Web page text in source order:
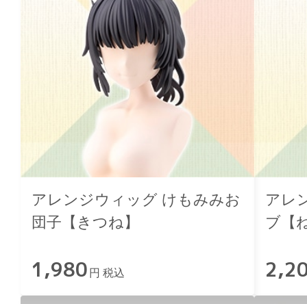
アレンジウィッグ けもみみお
団子【きつね】
1,980 円 税込
アレ
ブ【